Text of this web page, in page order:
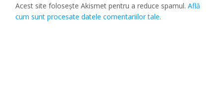
Acest site folosește Akismet pentru a reduce spamul.Află
cum sunt procesate datele comentariilor tale.